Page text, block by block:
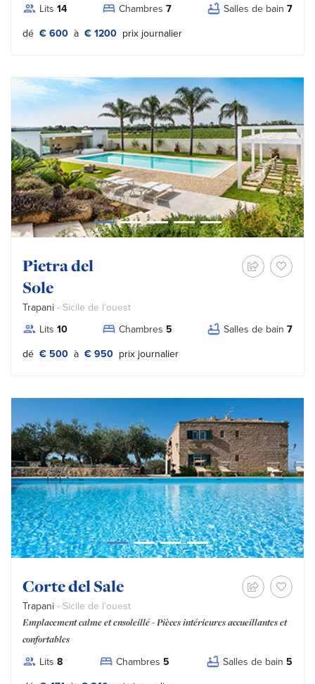
Lits 14 Chambres 7 Salles de bain 7
dé € 600 à € 1200 Tipo prezzo:
prix journalier
Pietra del
Sole
Trapani - Sicile de l’ouest
Lits 10 Chambres 5 Salles de bain 7
dé € 500 à € 950 Tipo prezzo:
prix journalier
Corte del Sale
Trapani - Sicile de l’ouest
Emplacement calme et ensoleillé - Pièces intérieures accueillantes et
confortables
Lits 8 Chambres 5 Salles de bain 5